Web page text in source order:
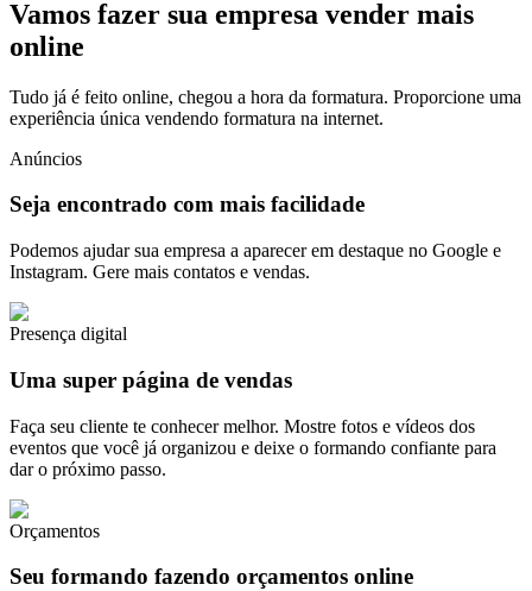
Vamos fazer sua empresa vender mais
online
Tudo já é feito online, chegou a hora da formatura. Proporcione uma
experiência única vendendo formatura na internet.
Anúncios
Seja encontrado com mais facilidade
Podemos ajudar sua empresa a aparecer em destaque no Google e
Instagram. Gere mais contatos e vendas.
Presença digital
Uma super página de vendas
Faça seu cliente te conhecer melhor. Mostre fotos e vídeos dos
eventos que você já organizou e deixe o formando confiante para
dar o próximo passo.
Orçamentos
Seu formando fazendo orçamentos online